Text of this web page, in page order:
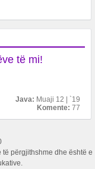
të mi!
Java: Muaji 12 | `19
Komente: 77
të përgjithshme dhe është e